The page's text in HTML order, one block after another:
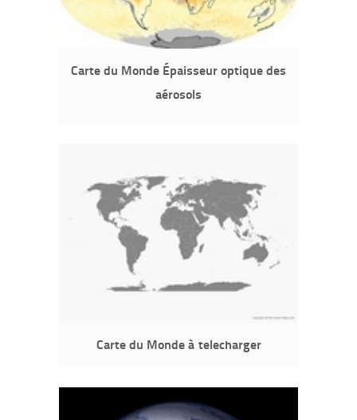
Carte du Monde Épaisseur optique des
aérosols
Carte du Monde à telecharger